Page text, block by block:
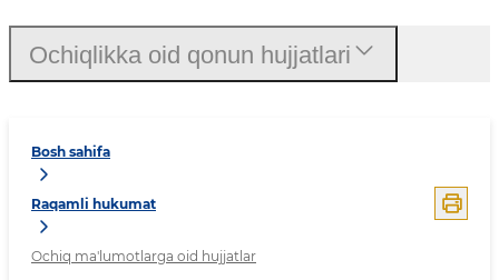
Bosh sahifa
Raqamli hukumat
Ochiq ma'lumotlarga oid hujjatlar
Ochiqlikka oid qonun hujjatlari